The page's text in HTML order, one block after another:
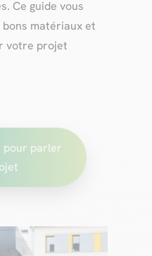
Ce guide vous
matériaux et
votre projet
pour parler